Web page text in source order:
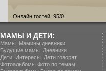
Онлайн гостей: 95/0
МАМЫ И ДЕТИ:
Мамы
Мамины дневники
Будущие мамы
Дневники
Дети Интересы
Дети говорят
Фотоальбомы Фото по темам